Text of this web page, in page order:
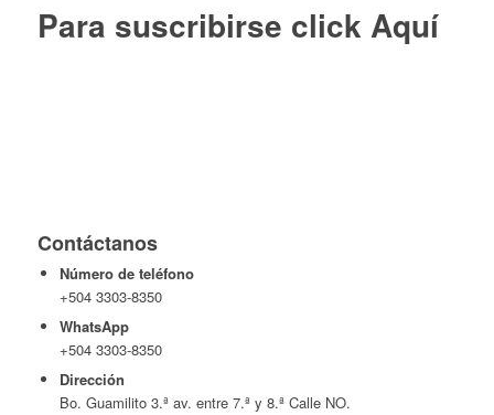
Para suscribirse click Aquí
Contáctanos
Número de teléfono
+504 3303-8350
WhatsApp
+504 3303-8350
Dirección
Bo. Guamilito 3.ª av. entre 7.ª y 8.ª Calle NO.